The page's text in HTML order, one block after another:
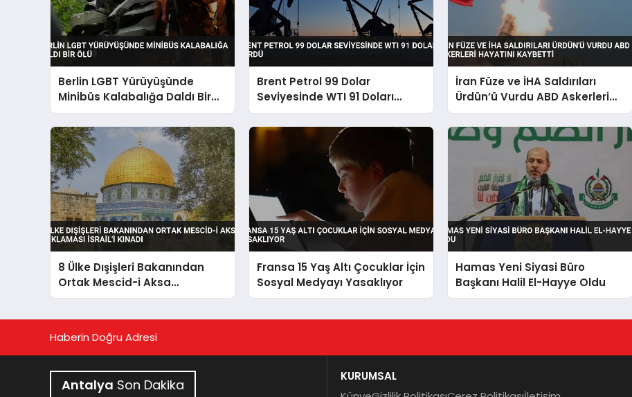
Berlin LGBT Yürüyüşünde
Minibüs Kalabalığa Daldı Bir
Ölü
Brent Petrol 99 Dolar
Seviyesinde WTI 91 Doları
Gördü
İran Füze ve İHA Saldırıları
Ürdün’ü Vurdu ABD Askerleri
Hayatını Kaybetti
8 Ülke Dışişleri Bakanından
Ortak Mescid-i Aksa
Açıklaması İsrail’i Kınadı
Fransa 15 Yaş Altı Çocuklar İçin
Sosyal Medyayı Yasaklıyor
Hamas Yeni Siyasi Büro
Başkanı Halil El-Hayye Oldu
Haberin Doğru Adresi
Antalya Son Dakika
KURUMSAL